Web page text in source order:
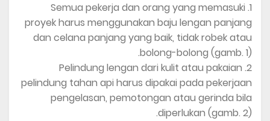
1. Semua pekerja dan orang yang memasuki
proyek harus menggunakan baju lengan panjang
dan celana panjang yang baik, tidak robek atau
bolong-bolong (gamb. 1).
2. Pelindung lengan dari kulit atau pakaian
pelindung tahan api harus dipakai pada pekerjaan
pengelasan, pemotongan atau gerinda bila
diperlukan (gamb. 2).